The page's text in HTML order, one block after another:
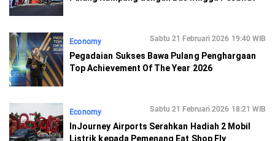
Economy Sabtu 21 Februari 2026 19:40 WIB
Pegadaian Sukses Bawa Pulang Penghargaan
Top Achievement Of The Year 2026
Economy Sabtu 21 Februari 2026 18:21 WIB
InJourney Airports Serahkan Hadiah 2 Mobil
Listrik kepada Pemenang Eat Shop Fly